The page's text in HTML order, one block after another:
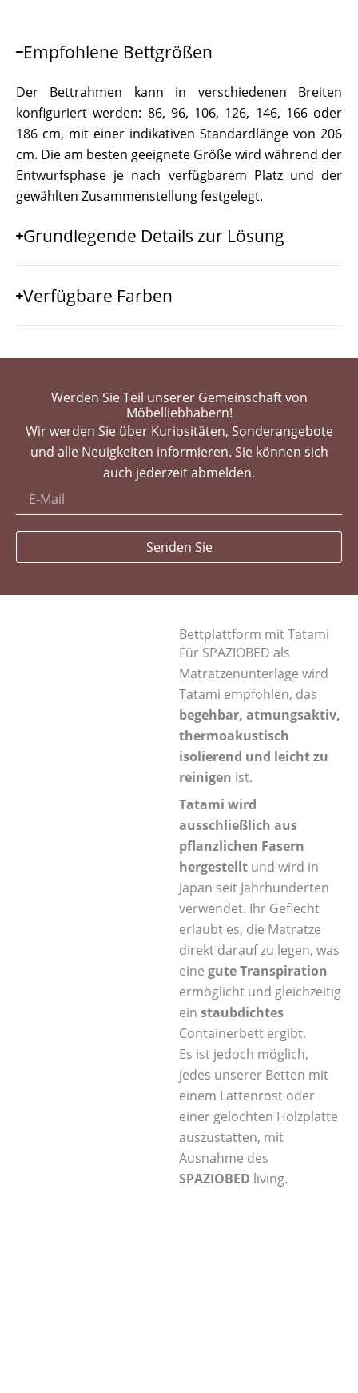
Empfohlene Bettgrößen
Der Bettrahmen kann in verschiedenen Breiten
konfiguriert werden: 86, 96, 106, 126, 146, 166 oder
186 cm, mit einer indikativen Standardlänge von 206
cm. Die am besten geeignete Größe wird während der
Entwurfsphase je nach verfügbarem Platz und der
gewählten Zusammenstellung festgelegt.
Grundlegende Details zur Lösung
Verfügbare Farben
Werden Sie Teil unserer Gemeinschaft von
Möbelliebhabern!
Wir werden Sie über Kuriositäten, Sonderangebote
und alle Neuigkeiten informieren. Sie können sich
auch jederzeit abmelden.
Senden Sie
Bettplattform mit Tatami
Für SPAZIOBED als
Matratzenunterlage wird
Tatami empfohlen, das
begehbar, atmungsaktiv,
thermoakustisch
isolierend und leicht zu
reinigen ist.
Tatami wird
ausschließlich aus
pflanzlichen Fasern
hergestellt und wird in
Japan seit Jahrhunderten
verwendet. Ihr Geflecht
erlaubt es, die Matratze
direkt darauf zu legen, was
eine gute Transpiration
ermöglicht und gleichzeitig
ein staubdichtes
Containerbett ergibt.
Es ist jedoch möglich,
jedes unserer Betten mit
einem Lattenrost oder
einer gelochten Holzplatte
auszustatten, mit
Ausnahme des
SPAZIOBED living.